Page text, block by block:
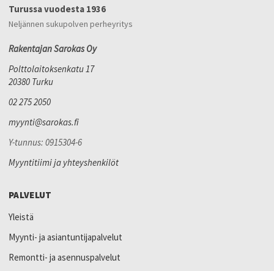
Turussa vuodesta 1936
Neljännen sukupolven perheyritys
Rakentajan Sarokas Oy
Polttolaitoksenkatu 17
20380 Turku
02 275 2050
myynti@sarokas.fi
Y-tunnus: 0915304-6
Myyntitiimi ja yhteyshenkilöt
PALVELUT
Yleistä
Myynti- ja asiantuntijapalvelut
Remontti- ja asennuspalvelut